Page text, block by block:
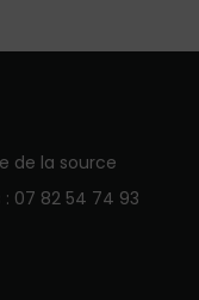
de la source
07 82 54 74 93